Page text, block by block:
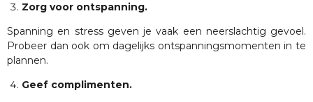
Zorg voor ontspanning.
Spanning en stress geven je vaak een neerslachtig gevoel.
Probeer dan ook om dagelijks ontspanningsmomenten in te
plannen.
Geef complimenten.